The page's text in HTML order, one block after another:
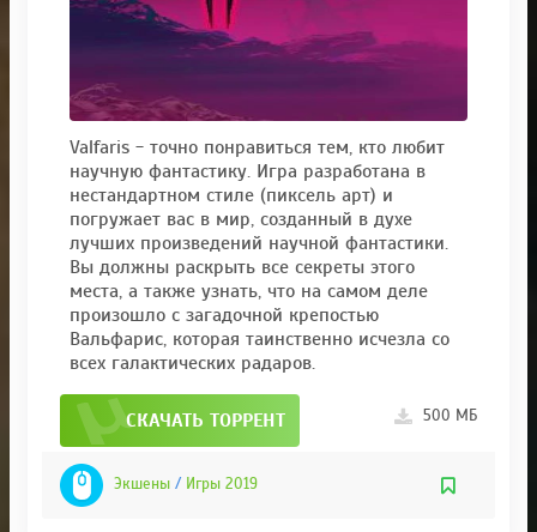
Valfaris - точно понравиться тем, кто любит
научную фантастику. Игра разработана в
нестандартном стиле (пиксель арт) и
погружает вас в мир, созданный в духе
лучших произведений научной фантастики.
Вы должны раскрыть все секреты этого
места, а также узнать, что на самом деле
произошло с загадочной крепостью
Вальфарис, которая таинственно исчезла со
всех галактических радаров.
СКАЧАТЬ ТОРРЕНТ 500 МБ
Экшены / Игры 2019